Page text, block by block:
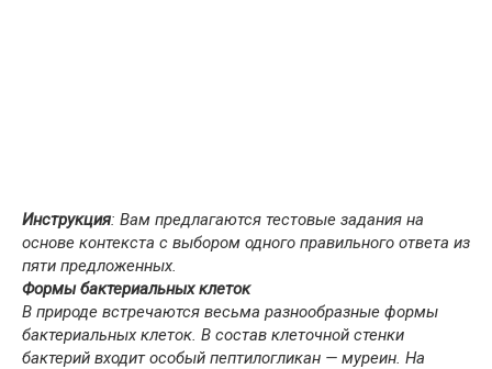
Инструкция: Вам предлагаются тестовые задания на
основе контекста с выбором одного правильного ответа из
пяти предложенных.
Формы бактериальных клеток
В природе встречаются весьма разнообразные формы
бактериальных клеток. В состав клеточной стенки
бактерий входит особый пептилогликан — муреин. На